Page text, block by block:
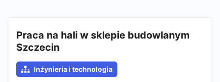
Praca na hali w sklepie budowlanym
Szczecin
Inżynieria i technologia